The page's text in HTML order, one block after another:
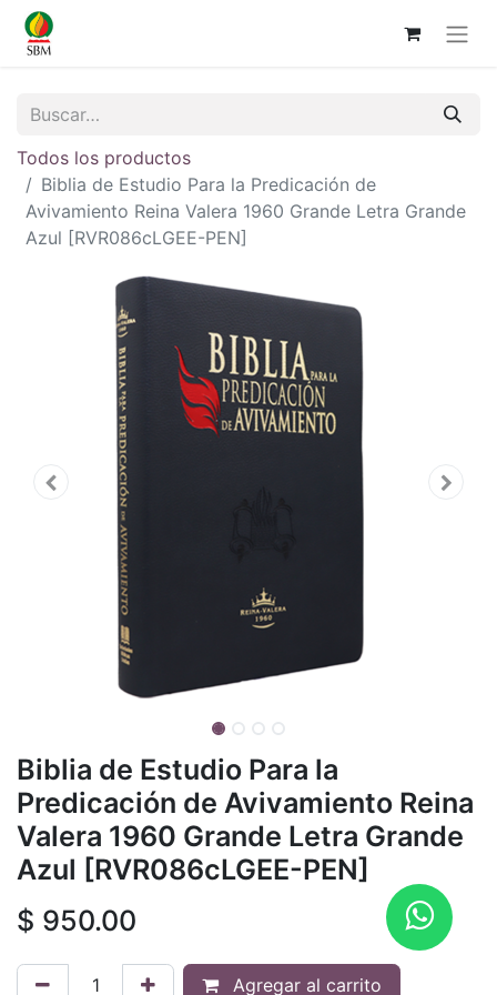
Todos los productos
Biblia de Estudio Para la Predicación de
Avivamiento Reina Valera 1960 Grande Letra Grande
Azul [RVR086cLGEE-PEN]
Biblia de Estudio Para la
Predicación de Avivamiento Reina
Valera 1960 Grande Letra Grande
Azul [RVR086cLGEE-PEN]
$ 950.00
Agregar al carrito